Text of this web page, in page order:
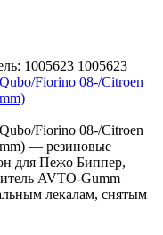
1005623 1005623
Fiorino 08-/Citroen
Fiorino 08-/Citroen
— резиновые
для Пежо Биппер,
AVTO-Gumm
лекалам, снятым